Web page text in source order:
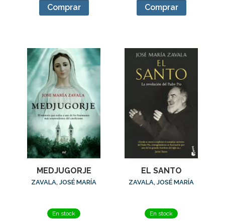
Comprar Comprar
MEDJUGORJE
ZAVALA, JOSÉ MARÍA
En stock
EL SANTO
ZAVALA, JOSÉ MARÍA
En stock